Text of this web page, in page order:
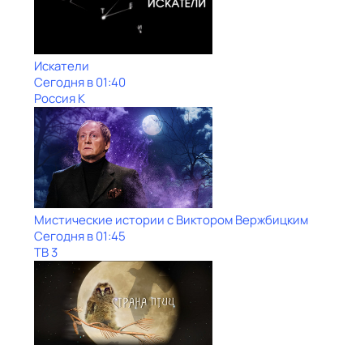
Искатели
Сегодня в 01:40
Россия К
Мистические истории с Виктoром Bержбицким
Сегодня в 01:45
ТВ 3